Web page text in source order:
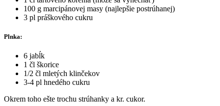
100 g marcipánovej masy (najlepšie postrúhanej)
3 pl práškového cukru
Plnka:
6 jabĺk
1 čl škorice
1/2 čl mletých klinčekov
3-4 pl hnedého cukru
Okrem toho ešte trochu strúhanky a kr. cukor.